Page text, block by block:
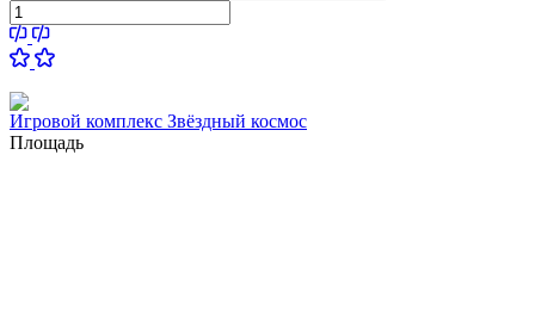
Игровой комплекс Звёздный космос
Площадь